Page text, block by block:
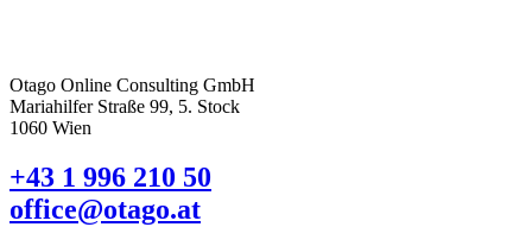
Otago Online Consulting GmbH
Mariahilfer Straße 99, 5. Stock
1060 Wien
+43 1 996 210 50
office@otago.at